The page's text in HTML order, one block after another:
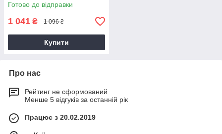
Готово до відправки
1 041 ₴ 1 096 ₴
Купити
Про нас
Рейтинг не сформований
Менше 5 відгуків за останній рік
Працює з 20.02.2019